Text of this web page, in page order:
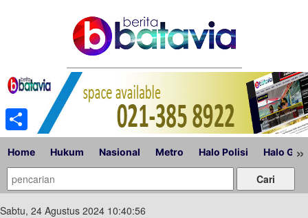
Home Hukum Nasional Metro Halo Polisi Halo »
Sabtu, 24 Agustus 2024 10:40:56
Share